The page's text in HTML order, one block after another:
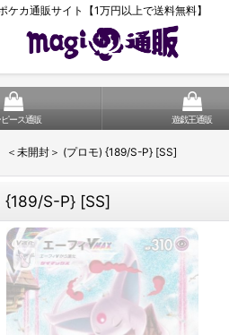
ケカ通販サイト【1万円以上で送料無料】
ース通販 遊戯王通販
＜未開封＞ (プロモ) {189/S-P} [SS]
{189/S-P} [SS]